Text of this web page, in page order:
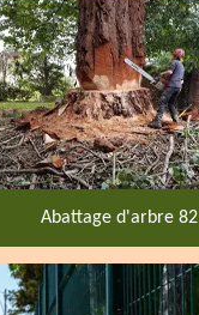
Abattage d'arbre 82